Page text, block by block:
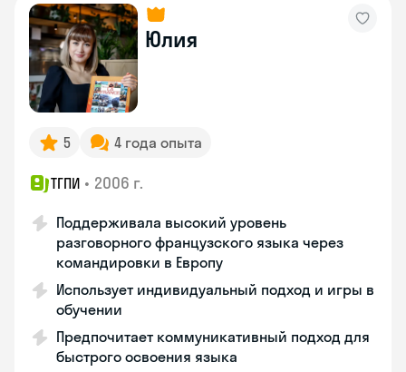
Юлия
5 4 года опыта
ТГПИ • 2006 г.
Поддерживала высокий уровень
разговорного французского языка через
командировки в Европу
Использует индивидуальный подход и игры в
обучении
Предпочитает коммуникативный подход для
быстрого освоения языка